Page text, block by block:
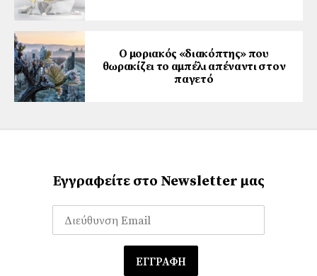
Ο μοριακός «διακόπτης» που
θωρακίζει το αμπέλι απέναντι στον
παγετό
Εγγραφείτε στο Newsletter μας